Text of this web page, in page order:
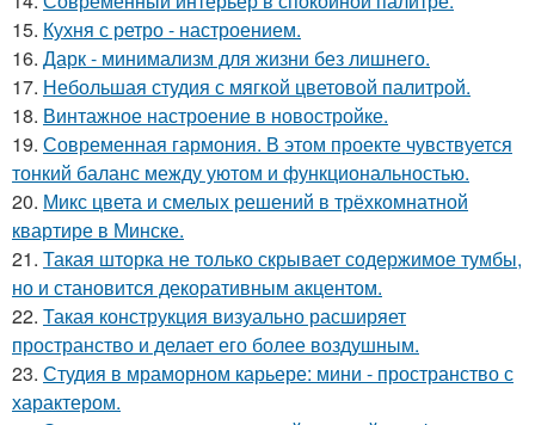
15. Кухня с ретро - настроением.
16. Дарк - минимализм для жизни без лишнего.
17. Небольшая студия с мягкой цветовой палитрой.
18. Винтажное настроение в новостройке.
19. Современная гармония. В этом проекте чувствуется
тонкий баланс между уютом и функциональностью.
20. Микс цвета и смелых решений в трёхкомнатной
квартире в Минске.
21. Такая шторка не только скрывает содержимое тумбы,
но и становится декоративным акцентом.
22. Такая конструкция визуально расширяет
пространство и делает его более воздушным.
23. Студия в мраморном карьере: мини - пространство с
характером.